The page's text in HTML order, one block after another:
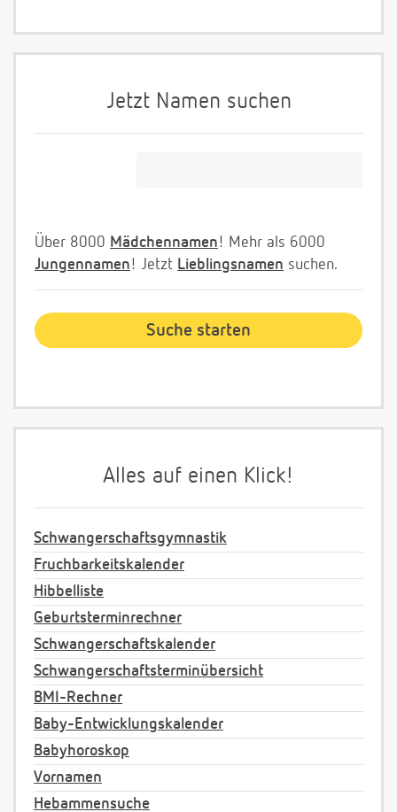
Jetzt Namen suchen
Über 8000 Mädchennamen! Mehr als 6000
Jungennamen! Jetzt Lieblingsnamen suchen.
Alles auf einen Klick!
Schwangerschaftsgymnastik
Fruchbarkeitskalender
Hibbelliste
Geburtsterminrechner
Schwangerschaftskalender
Schwangerschaftsterminübersicht
BMI-Rechner
Baby-Entwicklungskalender
Babyhoroskop
Vornamen
Hebammensuche